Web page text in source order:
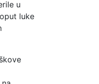
u
luke